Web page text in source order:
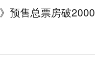
预售总票房破2000